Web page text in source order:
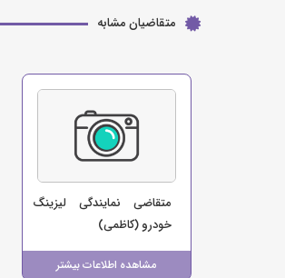
متقاضیان مشابه
مشاهده اطلاعات بیشتر
متقاضی نمایندگی لیزینگ
خودرو (کاظمی)